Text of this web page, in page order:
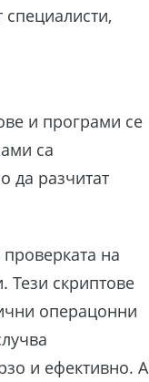
и програми се
са
да разчитат
на
Тези скриптове
операцонни
и ефективно. А